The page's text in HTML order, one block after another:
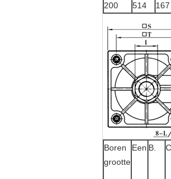
200
514 167
Boren
grootte
Een B. C